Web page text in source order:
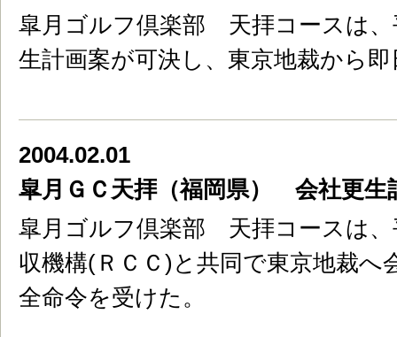
皐月ゴルフ倶楽部 天拝コースは、
生計画案が可決し、東京地裁から
2004.02.01
皐月ＧＣ天拝（福岡県） 会社更生
皐月ゴルフ倶楽部 天拝コースは、
収機構(ＲＣＣ)と共同で東京地裁へ
全命令を受けた。